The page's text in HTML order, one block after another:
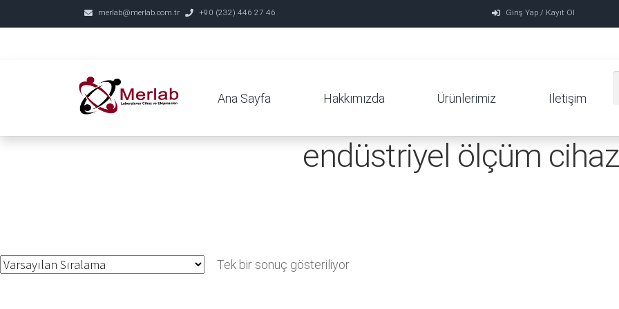
merlab@merlab.com.tr +90 (232) 446 27 46 Giriş Yap / Kayıt Ol
Ana Sayfa Hakkımızda Ürünlerimiz İletişim
endüstriyel ölçüm
Tek bir sonuç gösteriliyor